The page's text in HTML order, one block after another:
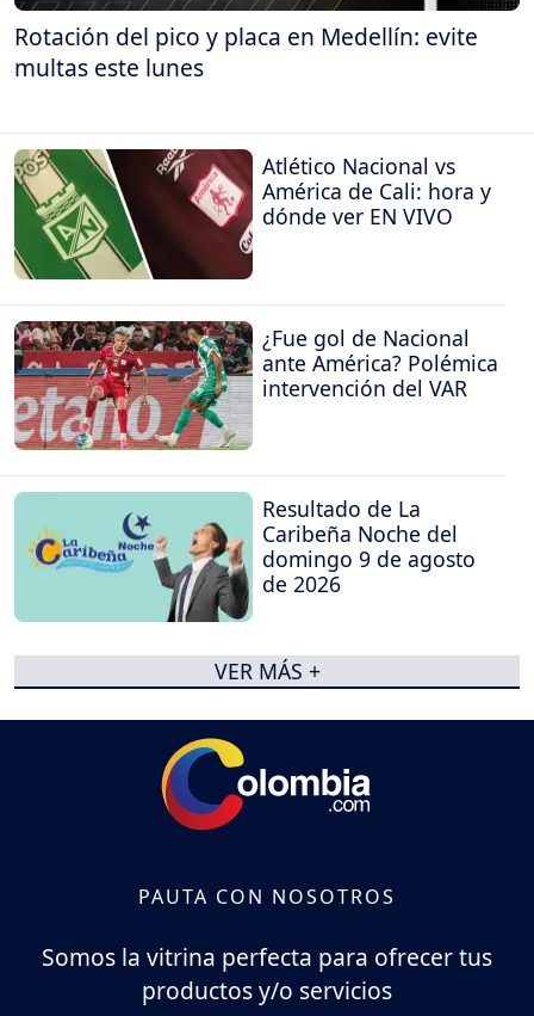
Rotación del pico y placa en Medellín: evite
multas este lunes
Atlético Nacional vs
América de Cali: hora y
dónde ver EN VIVO
¿Fue gol de Nacional
ante América? Polémica
intervención del VAR
Resultado de La
Caribeña Noche del
domingo 9 de agosto
de 2026
VER MÁS +
PAUTA CON NOSOTROS
Somos la vitrina perfecta para ofrecer tus
productos y/o servicios